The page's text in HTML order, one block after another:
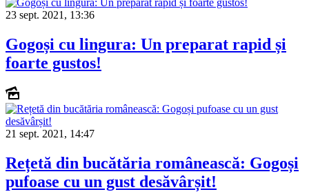
23 sept. 2021, 13:36
Gogoși cu lingura: Un preparat rapid și
foarte gustos!
21 sept. 2021, 14:47
Rețetă din bucătăria românească: Gogoși
pufoase cu un gust desăvârșit!